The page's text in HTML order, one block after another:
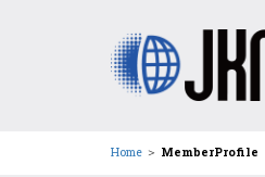
Home ＞ MemberProfile